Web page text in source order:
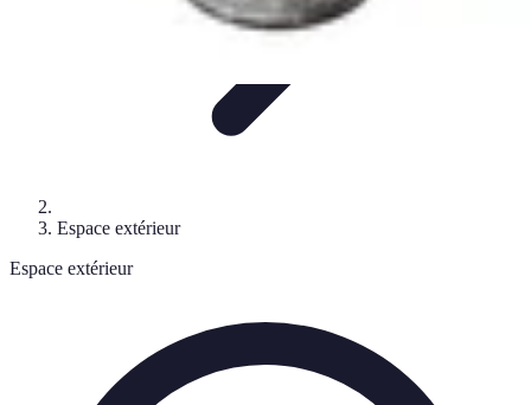
Espace extérieur
Espace extérieur